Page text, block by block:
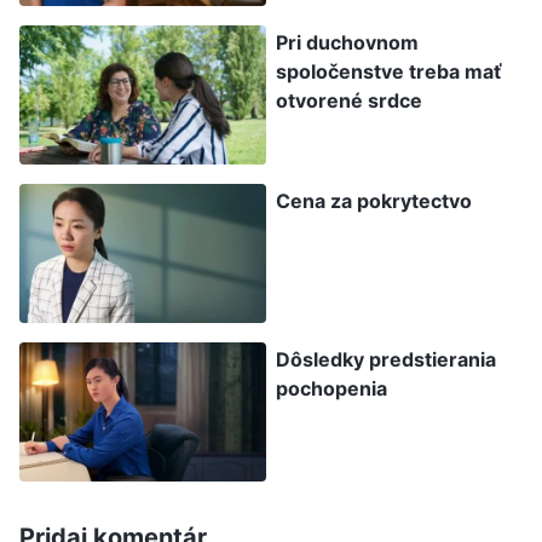
na mňa bratia a sestry pozerali zvrchu. Prídem
na to sám. Mal by som to vedieť vyriešiť.“ Tak
som čítal manuál a zároveň som podľa svojej
predošlej metódy pripájal káble a testoval to. Ale
počítačovej skrine vyšiel dym a ja som napájanie
rýchlo odpojil. Brat Charlie sa spýtal: „Čo sa
stalo?“ Tvár mi očervenela a povedal som:
„Možno som zle zapojil káble a spálil som
obvodovú dosku.“ Aby som si našiel únikovú
cestu, povedal som: „Zoberiem si multimeter a
skontrolujem, či je spálená.“ Keď som sa vrátil do
izby, v hlave som mal zmätok a pomyslel som si:
„Ako sa to stalo? Nielenže som ho neposkladal,
Pri duchovnom
spoločenstve treba mať
otvorené srdce
Cena za pokrytectvo
Dôsledky predstierania
pochopenia